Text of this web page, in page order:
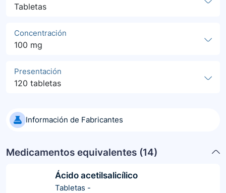
Tabletas
Concentración
100 mg
Presentación
120 tabletas
Información de Fabricantes
Medicamentos equivalentes (14)
Ácido acetilsalicílico
Tabletas -